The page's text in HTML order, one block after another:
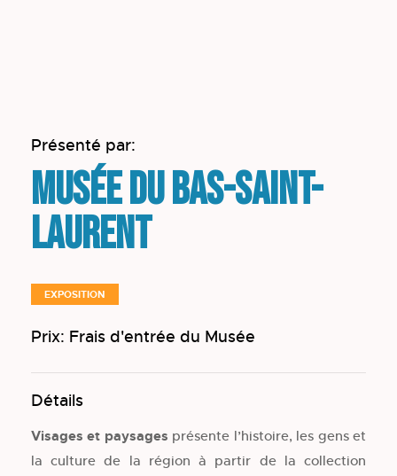
Présenté par:
Musée du Bas-Saint-
Laurent
EXPOSITION
Prix: Frais d'entrée du Musée
Détails
Visages et paysages présente l’histoire, les gens et
la culture de la région à partir de la collection